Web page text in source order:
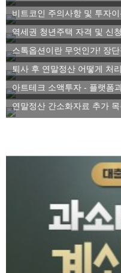
비트코인 주의사항 및 투자이
역세권 청년주택 자격 및 신
스톡옵션이란 무엇인가! 장
퇴사 후 연말정산 어떻게 처
아트테크 소액투자 - 플랫폼
연말정산 간소화자료 추가 목